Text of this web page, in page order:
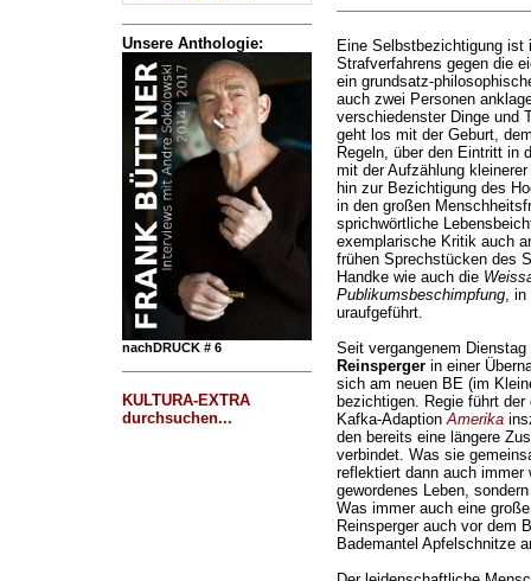
Unsere Anthologie:
nachDRUCK # 6
KULTURA-EXTRA
durchsuchen...
Eine Selbstbezichtigung ist
Strafverfahrens gegen die
ein grundsatz-
auch zwei Personen
verschiedenster Dinge und
geht los mit der Geburt,
Regeln, über den Eintritt in
mit der Aufzählung
hin zur Bezichtigung des
in den großen
sprichwörtliche
exemplarische Kritik auch
frühen Sprechstücken des
Handke wie auch die
Publikumsbeschimpfung, in
uraufgeführt.
Seit vergangenem
Reinspergerin einer
sich am neuen BE (im
bezichtigen. Regie führt
Kafka-AdaptionAmerika
den bereits eine längere
verbindet. Was sie
reflektiert dann auch
gewordenes Leben,
Was immer auch eine
Reinsperger auch vor dem
Bademantel Apfelschnitze